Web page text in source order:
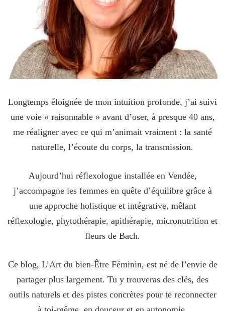
Longtemps éloignée de mon intuition profonde, j’ai suivi
une voie « raisonnable » avant d’oser, à presque 40 ans,
me réaligner avec ce qui m’animait vraiment : la santé
naturelle, l’écoute du corps, la transmission.
Aujourd’hui réflexologue installée en Vendée,
j’accompagne les femmes en quête d’équilibre grâce à
une approche holistique et intégrative, mêlant
réflexologie, phytothérapie, apithérapie, micronutrition et
fleurs de Bach.
Ce blog, L’Art du bien-Être Féminin, est né de l’envie de
partager plus largement. Tu y trouveras des clés, des
outils naturels et des pistes concrètes pour te reconnecter